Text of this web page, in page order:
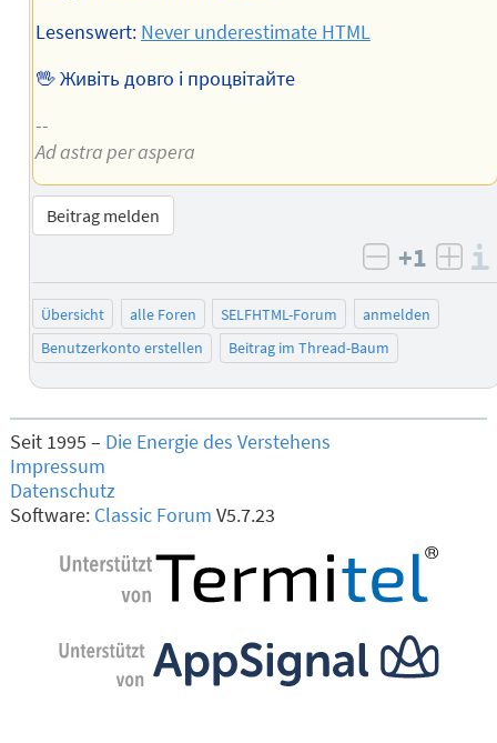
Lesenswert: Never underestimate HTML
🖖 Живіть довго і процвітайте
--
Ad astra per aspera
Beitrag melden
negativ
+1
Übersicht alle Foren SELFHTML-Forum
anmelden
Benutzerkonto erstellen
Beitrag im Thread-Baum
Seit 1995 – Die Energie des Verstehens
Impressum
Datenschutz
Software: Classic Forum V5.7.23